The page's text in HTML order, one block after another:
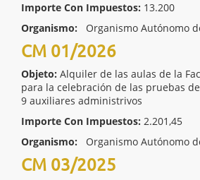
Importe Con Impuestos: 13.200
Organismo:
Organismo Autónomo
CM 01/2026
Objeto: Alquiler de las aulas de la
para la celebración de las pruebas
9 auxiliares administrivos
Importe Con Impuestos: 2.201,45
Organismo:
Organismo Autónomo
CM 03/2025